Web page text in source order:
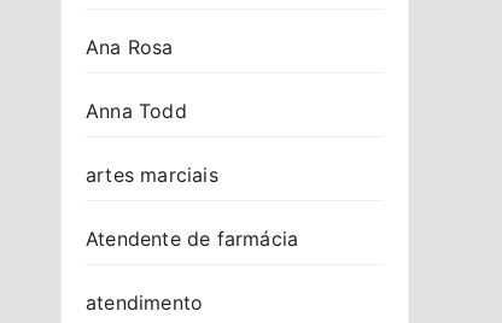
Ana Rosa
Anna Todd
artes marciais
Atendente de farmácia
atendimento